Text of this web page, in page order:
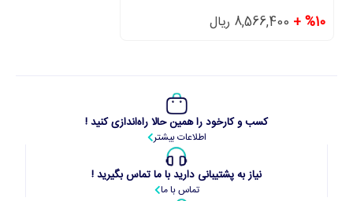
%10 +
کسب و کارخود را همین حالا راه‌اندازی کنید !
اطلاعات بیشتر
نیاز به پشتیبانی دارید با ما تماس بگیرید !
تماس با ما